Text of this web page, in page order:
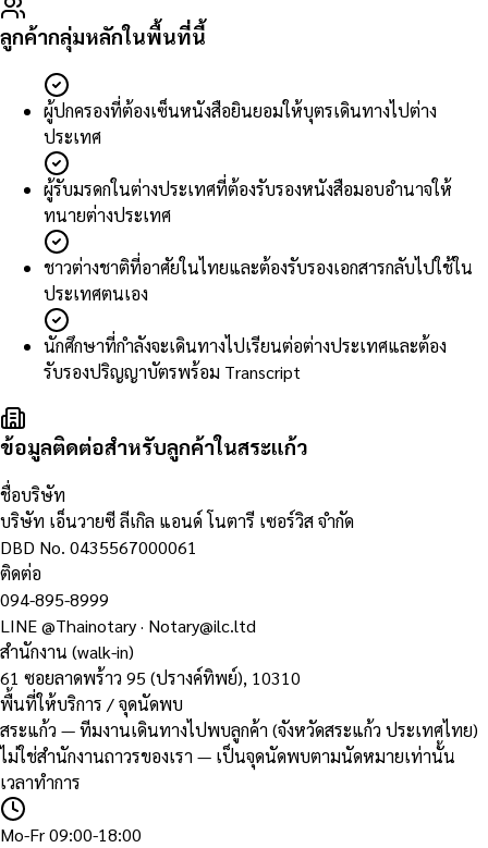
ลูกค้ากลุ่มหลักในพื้นที่นี้
ผู้ปกครองที่ต้องเซ็นหนังสือยินยอมให้บุตรเดินทางไปต่าง
ประเทศ
ผู้รับมรดกในต่างประเทศที่ต้องรับรองหนังสือมอบอำนาจให้
ทนายต่างประเทศ
ชาวต่างชาติที่อาศัยในไทยและต้องรับรองเอกสารกลับไปใช้ใน
ประเทศตนเอง
นักศึกษาที่กำลังจะเดินทางไปเรียนต่อต่างประเทศและต้อง
รับรองปริญญาบัตรพร้อม Transcript
ข้อมูลติดต่อสำหรับลูกค้าในสระแก้ว
ชื่อบริษัท
บริษัท เอ็นวายซี ลีเกิล แอนด์ โนตารี เซอร์วิส จำกัด
DBD No. 0435567000061
ติดต่อ
094-895-8999
LINE@Thainotary· Notary@ilc.ltd
สำนักงาน (walk-in)
61 ซอยลาดพร้าว 95 (ปรางค์ทิพย์), 10310
พื้นที่ให้บริการ / จุดนัดพบ
สระแก้ว — ทีมงานเดินทางไปพบลูกค้า (จังหวัดสระแก้ว ประเทศไทย)
ไม่ใช่สำนักงานถาวรของเรา — เป็นจุดนัดพบตามนัดหมายเท่านั้น
เวลาทำการ
Mo-Fr 09:00-18:00